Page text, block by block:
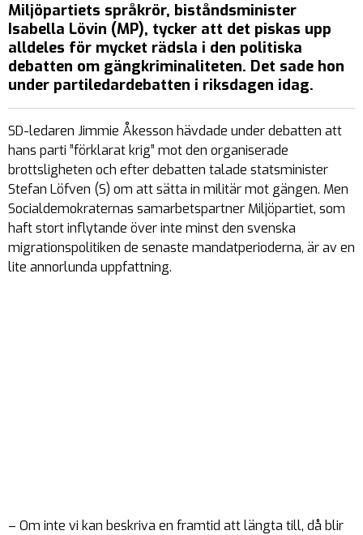
Miljöpartiets språkrör, biståndsminister
Isabella Lövin (MP), tycker att det piskas upp
alldeles för mycket rädsla i den politiska
debatten om gäng­kriminaliteten. Det sade hon
under partiledar­debatten i riksdagen idag.
SD-ledaren Jimmie Åkesson hävdade under debatten att
hans parti ”förklarat krig” mot den organiserade
brottsligheten och efter debatten talade stats­minister
Stefan Löfven (S) om att sätta in militär mot gängen. Men
Social­demokraternas samarbets­partner Miljöpartiet, som
haft stort inflytande över inte minst den svenska
migrations­politiken de senaste mandat­perioderna, är av en
lite annorlunda uppfattning.
– Om inte vi kan beskriva en framtid att längta till, då blir